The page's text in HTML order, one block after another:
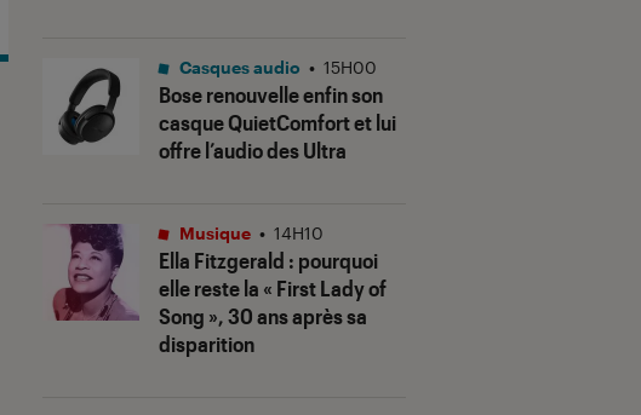
Bose renouvelle enfin son
casque QuietComfort et lui
offre l’audio des Ultra
Casques audio • 15H00
Ella Fitzgerald : pourquoi
elle reste la « First Lady of
Song », 30 ans après sa
disparition
Musique • 14H10